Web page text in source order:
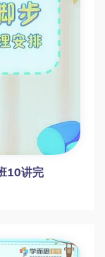
10讲完